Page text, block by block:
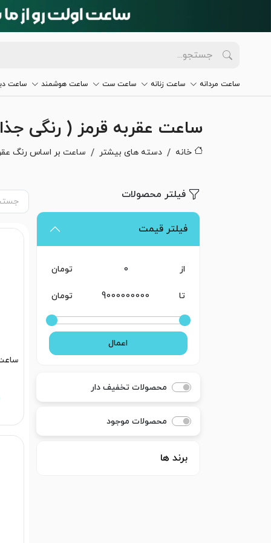
ساعت مردانه ساعت زنانه ساعت ست ساعت هوشمند ساعت
ساعت عقربه قرمز ( رنگی
خانه دسته های بیشتر ساعت بر اساس رنگ
فیلتر محصولات
فیلتر قیمت
از تومان
تا تومان
اعمال
محصولات تخفیف دار
محصولات موجود
برند ها